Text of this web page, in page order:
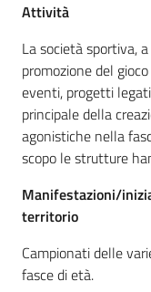
Fiorano
Modenese
A
l
e
r
t
Attività
La società sportiva,
promozione del
eventi, progetti
principale della
agonistiche nella
scopo le strutture
Manifestazioni/
territorio
Campionati delle
fasce di età.